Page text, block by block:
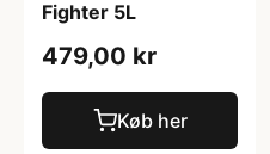
Fighter 5L
479,00 kr
Køb her